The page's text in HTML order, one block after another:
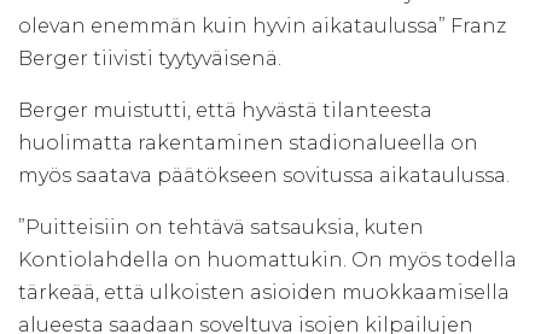
olevan enemmän kuin hyvin aikataulussa” Franz
Berger tiivisti tyytyväisenä.
Berger muistutti, että hyvästä tilanteesta
huolimatta rakentaminen stadionalueella on
myös saatava päätökseen sovitussa aikataulussa.
”Puitteisiin on tehtävä satsauksia, kuten
Kontiolahdella on huomattukin. On myös todella
tärkeää, että ulkoisten asioiden muokkaamisella
alueesta saadaan soveltuva isojen kilpailujen